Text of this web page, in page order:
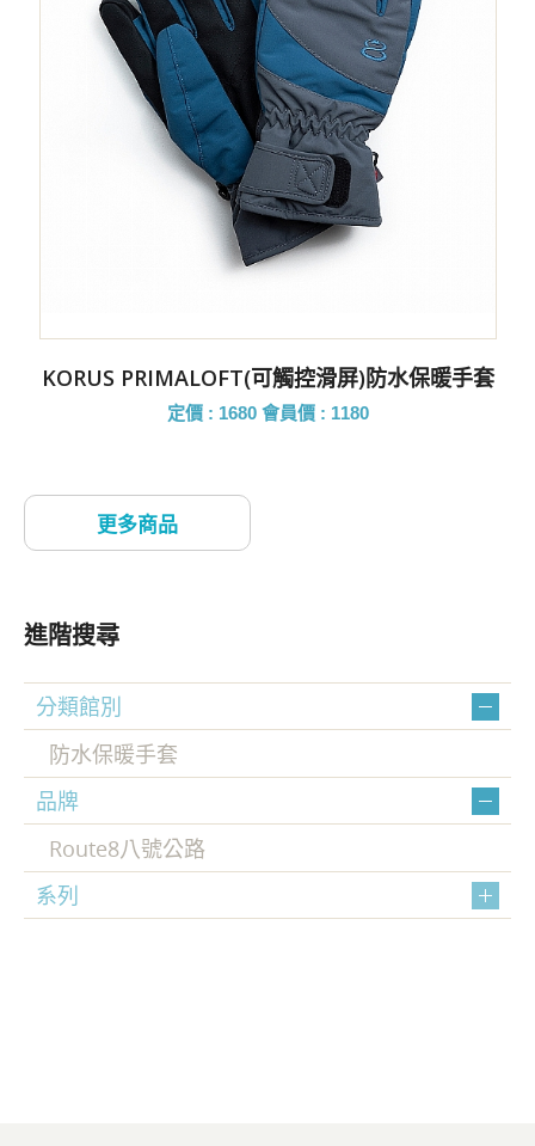
KORUS PRIMALOFT(可觸控滑屏)防水保暖手套
定價 : 1680 會員價 : 1180
進階搜尋
分類館別
防水保暖手套
品牌
Route8八號公路
系列